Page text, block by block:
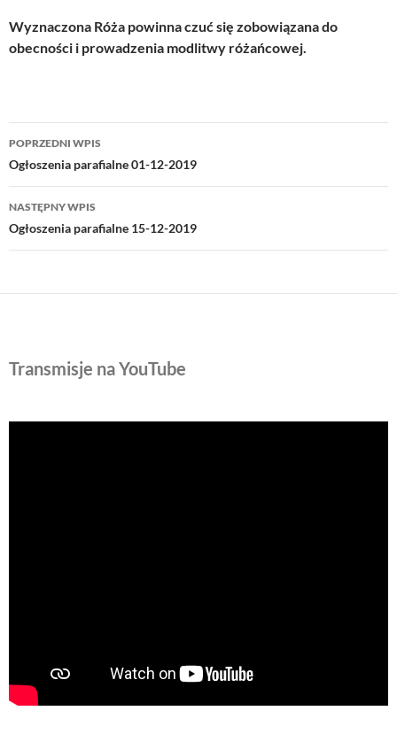
Wyznaczona Róża powinna czuć się zobowiązana do
obecności i prowadzenia modlitwy różańcowej.
Nawigacja
wpisu
POPRZEDNI WPIS
Ogłoszenia parafialne 01-12-2019
NASTĘPNY WPIS
Ogłoszenia parafialne 15-12-2019
Transmisje na YouTube